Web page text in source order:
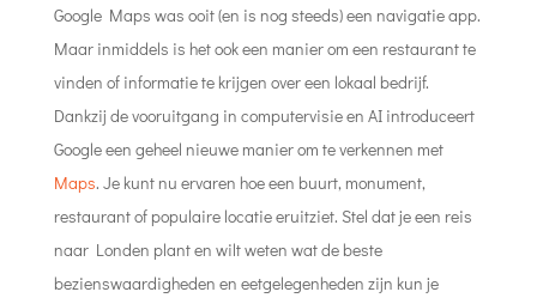
Google Maps was ooit (en is nog steeds) een navigatie app.
Maar inmiddels is het ook een manier om een restaurant te
vinden of informatie te krijgen over een lokaal bedrijf.
Dankzij de vooruitgang in computervisie en AI introduceert
Google een geheel nieuwe manier om te verkennen met
Maps. Je kunt nu ervaren hoe een buurt, monument,
restaurant of populaire locatie eruitziet. Stel dat je een reis
naar Londen plant en wilt weten wat de beste
bezienswaardigheden en eetgelegenheden zijn kun je